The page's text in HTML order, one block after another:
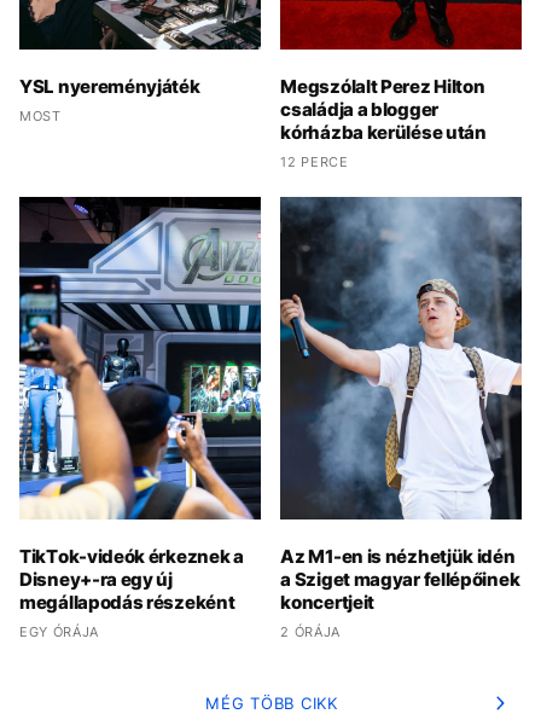
YSL nyereményjáték
MOST
Megszólalt Perez Hilton
családja a blogger
kórházba kerülése után
12 PERCE
TikTok-videók érkeznek a
Disney+-ra egy új
megállapodás részeként
EGY ÓRÁJA
Az M1-en is nézhetjük idén
a Sziget magyar fellépőinek
koncertjeit
2 ÓRÁJA
MÉG TÖBB CIKK